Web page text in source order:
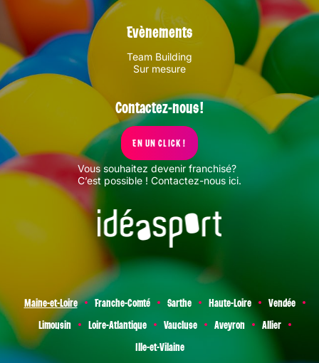
Evènements
Team Building
Sur mesure
Contactez-nous !
EN UN CLICK !
Vous souhaitez devenir franchisé?
C’est possible ! Contactez-nous ici.
Maine-et-Loire Franche-Comté Sarthe Haute-Loire
Vendée
Limousin
Loire-Atlantique Vaucluse Aveyron
Allier
Ille-et-Vilaine